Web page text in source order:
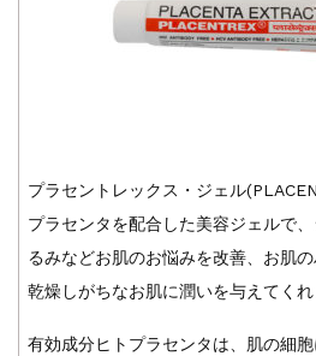
プラセントレックス・ジェル
プラセンタを配合した美容ジェルで
るみなどお肌のお悩みを改善、お肌の
乾燥しがちなお肌に潤いを与えてくれ
有効成分ヒトプラセンタは、肌の細